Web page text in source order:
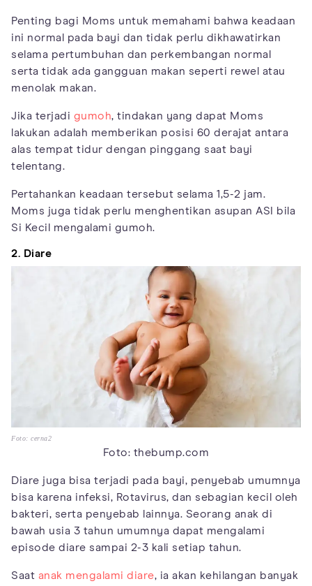
Penting bagi Moms untuk memahami bahwa keadaan
ini normal pada bayi dan tidak perlu dikhawatirkan
selama pertumbuhan dan perkembangan normal
serta tidak ada gangguan makan seperti rewel atau
menolak makan.
Jika terjadi gumoh, tindakan yang dapat Moms
lakukan adalah memberikan posisi 60 derajat antara
alas tempat tidur dengan pinggang saat bayi
telentang.
Pertahankan keadaan tersebut selama 1,5-2 jam.
Moms juga tidak perlu menghentikan asupan ASI bila
Si Kecil mengalami gumoh.
2. Diare
Foto: cerna2
Foto: thebump.com
Diare juga bisa terjadi pada bayi, penyebab umumnya
bisa karena infeksi, Rotavirus, dan sebagian kecil oleh
bakteri, serta penyebab lainnya. Seorang anak di
bawah usia 3 tahun umumnya dapat mengalami
episode diare sampai 2-3 kali setiap tahun.
Saat anak mengalami diare, ia akan kehilangan banyak